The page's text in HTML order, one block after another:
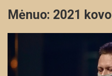
Mėnuo: 2021 kovo